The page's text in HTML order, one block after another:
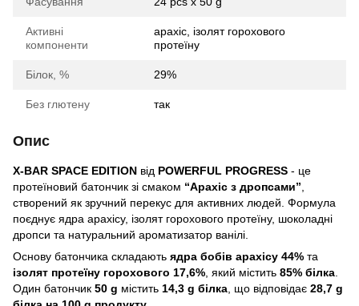
Активні
компоненти
арахіс, ізолят горохового
протеїну
Білок, % 29%
Без глютену так
Опис
X-BAR SPACE EDITION від POWERFUL PROGRESS - це
протеїновий батончик зі смаком “Арахіс з дропсами”
створений як зручний перекус для активних людей. Формула
поєднує ядра арахісу, ізолят горохового протеїну, шоколадні
дропси та натуральний ароматизатор ванілі.
Основу батончика складають ядра бобів арахісу 44% та
ізолят протеїну горохового 17,6% , який містить 85% білка
Один батончик 50 g містить 14,3 g білка , що відповідає 28,7 g